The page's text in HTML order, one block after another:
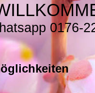
0176-